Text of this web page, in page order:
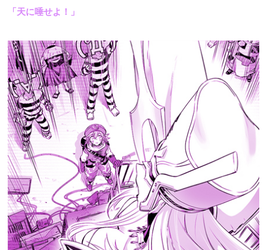
「天に唾せよ！」